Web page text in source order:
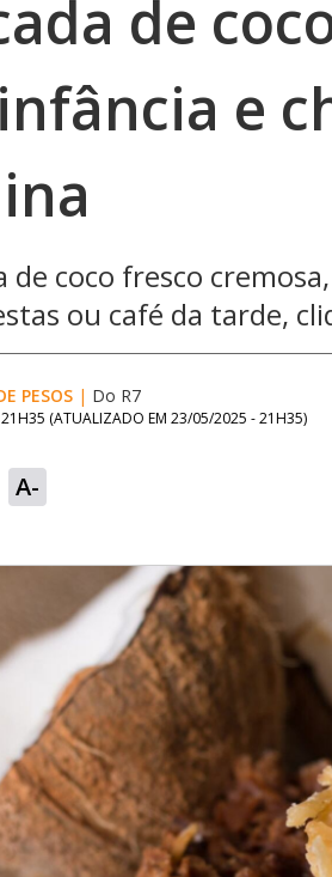
de
e
de coco fresco
ou café da tarde,
PESOS | Do R7
(ATUALIZADO EM 23/05/2025 - 21H35)
A-